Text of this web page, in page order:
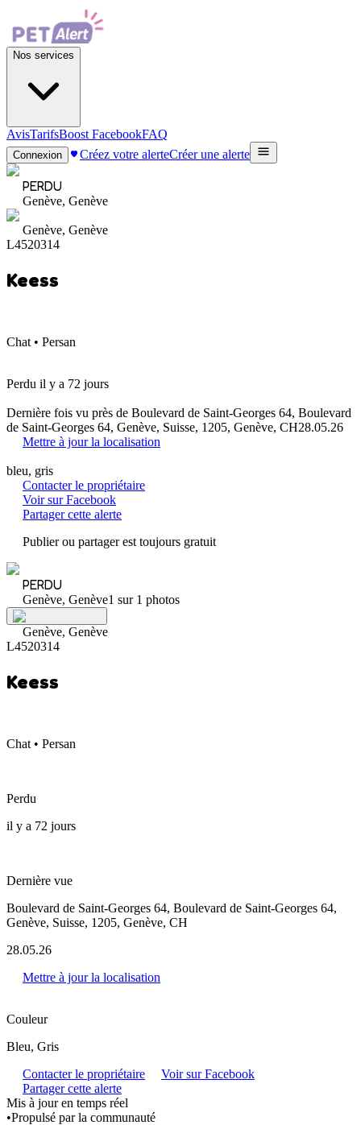
Nos services
AvisTarifsBoost FacebookFAQ
Connexion Créez votre alerteCréer une alerte
PERDU
Genève, Genève
Genève, Genève
L4520314
Keess
Chat • Persan
Perdu il y a 72 jours
Dernière fois vu près de Boulevard de Saint-Georges 64, Boulevard
de Saint-Georges 64, Genève, Suisse, 1205, Genève, CH28.05.26
Mettre à jour la localisation
bleu, gris
Contacter le propriétaire
Voir sur Facebook
Partager cette alerte
Publier ou partager est toujours gratuit
PERDU
Genève, Genève1 sur 1 photos
Genève, Genève
L4520314
Keess
Chat • Persan
Perdu
il y a 72 jours
Dernière vue
Boulevard de Saint-Georges 64, Boulevard de Saint-Georges 64,
Genève, Suisse, 1205, Genève, CH
28.05.26
Mettre à jour la localisation
Couleur
Bleu, Gris
Contacter le propriétaire
Voir sur Facebook
Partager cette alerte
Mis à jour en temps réel
•Propulsé par la communauté